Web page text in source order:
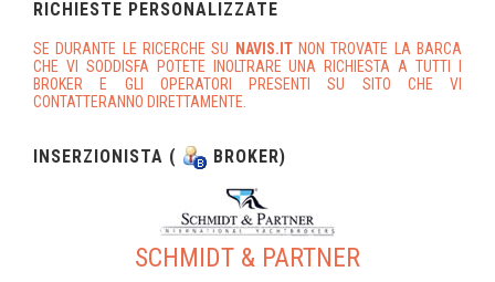
RICHIESTE PERSONALIZZATE
SE DURANTE LE RICERCHE SU NAVIS.IT NON TROVATE LA BARCA
CHE VI SODDISFA POTETE INOLTRARE UNA RICHIESTA A TUTTI I
BROKER E GLI OPERATORI PRESENTI SU SITO CHE VI
CONTATTERANNO DIRETTAMENTE.
INSERZIONISTA ( BROKER)
SCHMIDT & PARTNER